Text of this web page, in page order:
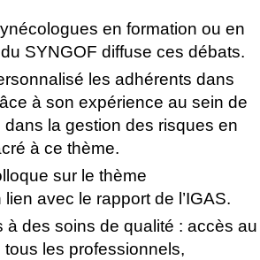
en formation ou en
SYNGOF diffuse ces débats.
les adhérents dans
à son expérience au sein de
la gestion des risques en
à ce thème.
sur le thème
avec le rapport de l’IGAS.
à des soins de qualité : accès au
les professionnels,